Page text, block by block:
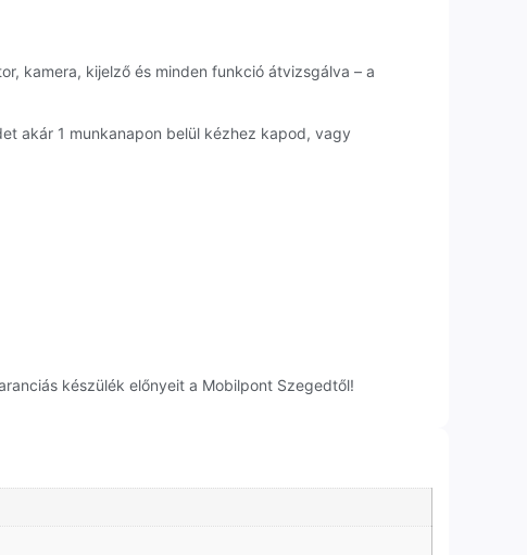
kamera, kijelző és minden funkció átvizsgálva – a
akár 1 munkanapon belül kézhez kapod, vagy
készülék előnyeit a Mobilpont Szegedtől!